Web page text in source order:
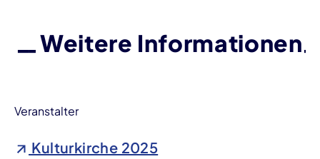
Weitere Informationen
Veranstalter
Kulturkirche 2025